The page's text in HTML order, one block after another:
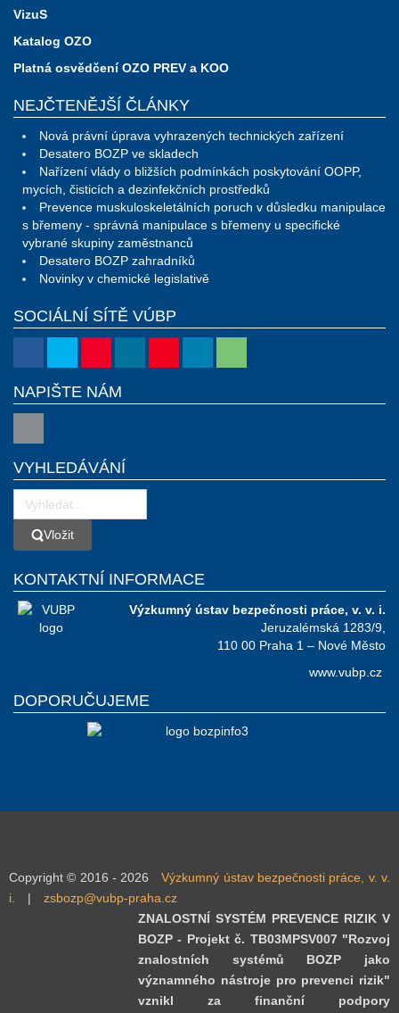
VizuS
Katalog OZO
Platná osvědčení OZO PREV a KOO
NEJČTENĚJŠÍ ČLÁNKY
Nová právní úprava vyhrazených technických zařízení
Desatero BOZP ve skladech
Nařízení vlády o bližších podmínkách poskytování OOPP,
mycích, čisticích a dezinfekčních prostředků
Prevence muskuloskeletálních poruch v důsledku manipulace
s břemeny - správná manipulace s břemeny u specifické
vybrané skupiny zaměstnanců
Desatero BOZP zahradníků
Novinky v chemické legislativě
SOCIÁLNÍ SÍTĚ VÚBP
NAPIŠTE NÁM
VYHLEDÁVÁNÍ
VložitVložit
KONTAKTNÍ INFORMACE
Výzkumný ústav bezpečnosti práce, v. v. i.
Jeruzalémská 1283/9,
110 00 Praha 1 – Nové Město
www.vubp.cz
DOPORUČUJEME
Copyright © 2016 - 2026
Výzkumný ústav bezpečnosti práce, v. v.
i.
|
zsbozp@vubp-praha.cz
ZNALOSTNÍ SYSTÉM PREVENCE RIZIK V
BOZP - Projekt č. TB03MPSV007 "Rozvoj
znalostních systémů BOZP jako
významného nástroje pro prevenci rizik"
vznikl za finanční podpory